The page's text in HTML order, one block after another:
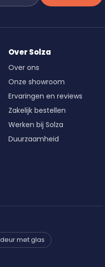
Over Solza
Over ons
Onze showroom
Ervaringen en reviews
Zakelijk bestellen
Werken bij Solza
Duurzaamheid
met glas